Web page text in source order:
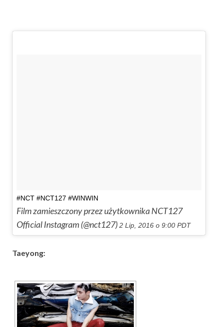
#NCT #NCT127 #WINWIN
Film zamieszczony przez użytkownika NCT127
Official Instagram (@nct127)2 Lip, 2016 o 9:00 PDT
Taeyong: